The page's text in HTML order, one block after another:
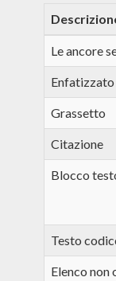
Le ancore
Enfatizzato
Grassetto
Citazione
Blocco
Testo
Elenco